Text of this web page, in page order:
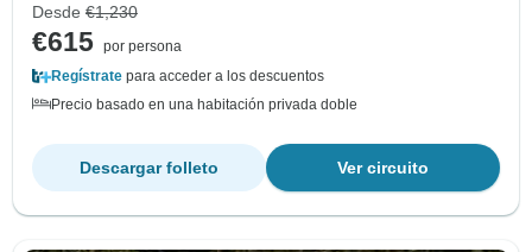
Desde €1,230
€615 por persona
Regístrate para acceder a los descuentos
Precio basado en una habitación privada doble
Ver circuito
Descargar folleto